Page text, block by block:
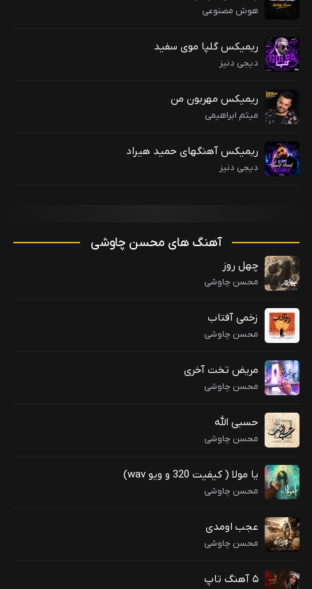
هوش مصنوعی
ریمیکس گلپا موی سفید
دیجی دنیز
ریمیکس مهربون من
میثم ابراهیمی
ریمیکس آهنگهای حمید هیراد
دیجی دنیز
آهنگ های محسن چاوشی
چهل روز
محسن چاوشی
زخمی آفتاب
محسن چاوشی
مریض تخت آخری
محسن چاوشی
حسبی الله
محسن چاوشی
یا مولا ( کیفیت 320 و ویو wav)
محسن چاوشی
عجب اومدی
محسن چاوشی
۵ آهنگ تاپ